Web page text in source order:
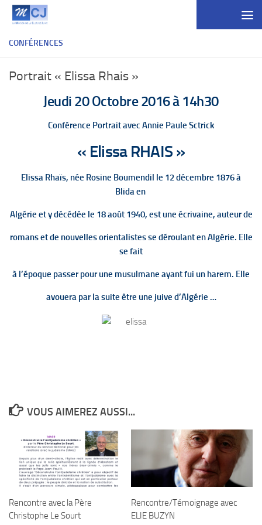
Skip to content
CONFÉRENCES
Portrait « Elissa Rhais »
Jeudi 20 Octobre 2016 à 14h30
Conférence Portrait avec Annie Paule Sctrick
« Elissa RHAIS »
Elissa Rhaïs, née Rosine Boumendil le 12 décembre 1876 à
Blidaen
Algérie et y décédée le 18 août 1940, est une écrivaine, auteur de
romans et de nouvelles orientalistes se déroulant en Algérie. Elle
se fait
à l’époque passer pour une musulmane ayant fui un harem. Elle
avouera par la suite être une juive d’Algérie …
VOUS AIMEREZ AUSSI...
Rencontre avec la Père
Christophe Le Sourt
Rencontre/Témoignage avec
ELIE BUZYN